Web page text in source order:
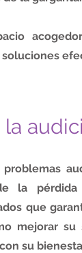
la
la
que
mejorar
su